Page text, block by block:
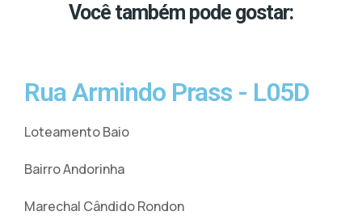
Você também pode gostar: